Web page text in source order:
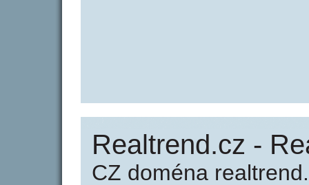
Realtrend.cz -
CZ doména